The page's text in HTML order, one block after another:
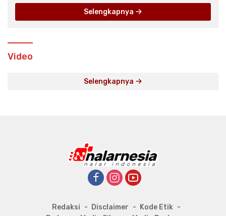
Selengkapnya
Video
Selengkapnya
Redaksi Disclaimer
Kode Etik